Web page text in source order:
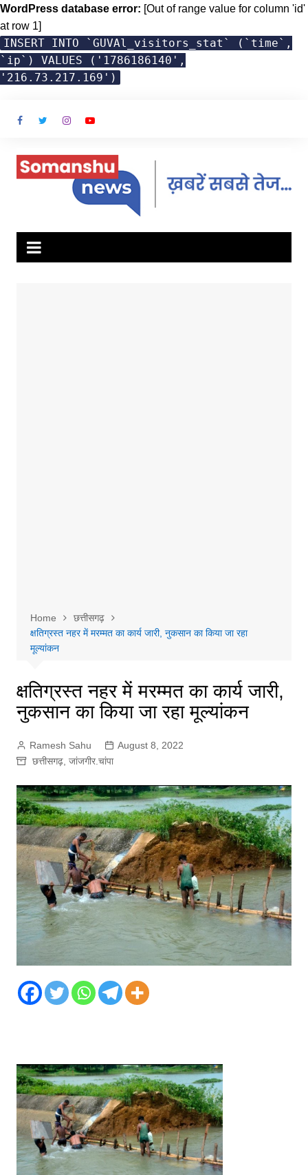
WordPress database error: [Out of range value for column 'id'
at row 1]
INSERT INTO `GUVAl_visitors_stat` (`time`,
`ip`) VALUES ('1786186140',
'216.73.217.169')
Home
छत्तीसगढ़
क्षतिग्रस्त नहर में मरम्मत का कार्य जारी, नुकसान का किया जा रहा
मूल्यांकन
क्षतिग्रस्त नहर में मरम्मत का कार्य जारी,
नुकसान का किया जा रहा मूल्यांकन
Ramesh Sahu
August 8, 2022
छत्तीसगढ़, जांजगीर.चांपा